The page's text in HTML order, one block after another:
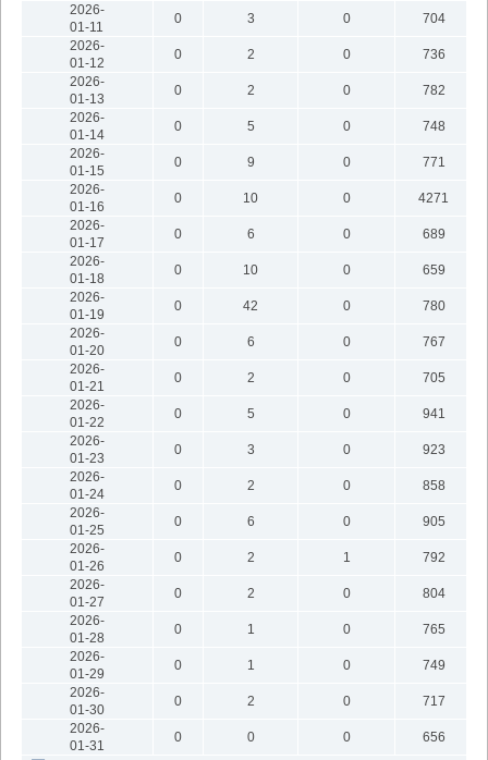
2026-
01-11
0 3 0 704
2026-
01-12
0 2 0 736
2026-
01-13
0 2 0 782
2026-
01-14
0 5 0 748
2026-
01-15
0 9 0 771
2026-
01-16
0 10 0 4271
2026-
01-17
0 6 0 689
2026-
01-18
0 10 0 659
2026-
01-19
0 42 0 780
2026-
01-20
0 6 0 767
2026-
01-21
0 2 0 705
2026-
01-22
0 5 0 941
2026-
01-23
0 3 0 923
2026-
01-24
0 2 0 858
2026-
01-25
0 6 0 905
2026-
01-26
0 2 1 792
2026-
01-27
0 2 0 804
2026-
01-28
0 1 0 765
2026-
01-29
0 1 0 749
2026-
01-30
0 2 0 717
2026-
01-31
0 0 0 656